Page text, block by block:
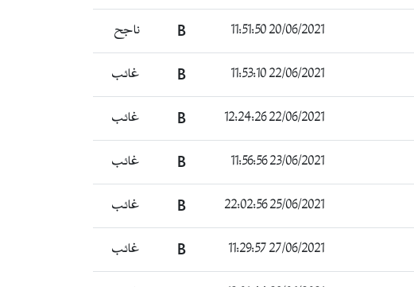
20/06/2021 11:51:50
B ناجح
22/06/2021 11:53:10
B غائب
22/06/2021 12:24:26
B غائب
23/06/2021 11:56:56
B غائب
25/06/2021 22:02:56
B غائب
27/06/2021 11:29:57
B غائب